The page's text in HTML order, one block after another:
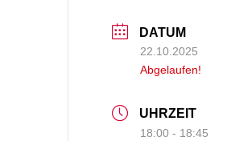
DATUM
22.10.2025
Abgelaufen!
UHRZEIT
18:00 - 18:45